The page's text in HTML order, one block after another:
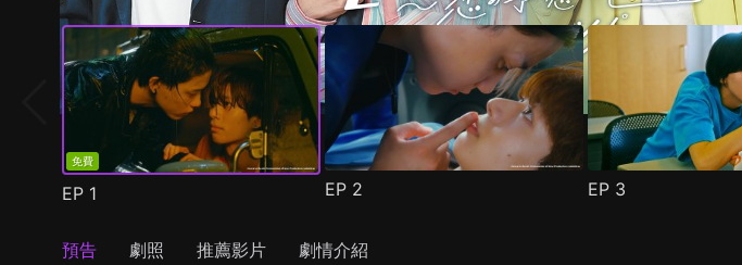
免費
EP 1 EP 2 EP 3
預告 劇照 推薦影片 劇情介紹